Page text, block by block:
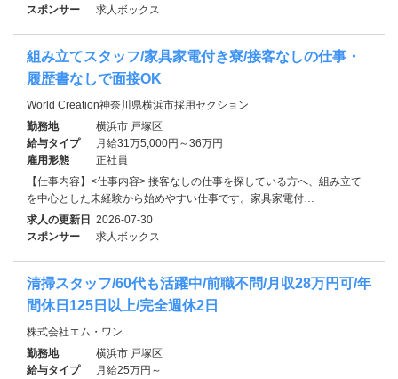
スポンサー
求人ボックス
組み立てスタッフ/家具家電付き寮/接客なしの仕事・
履歴書なしで面接OK
World Creation神奈川県横浜市採用セクション
勤務地
横浜市 戸塚区
給与タイプ
月給31万5,000円～36万円
雇用形態
正社員
【仕事内容】<仕事内容> 接客なしの仕事を探している方へ、組み立て
を中心とした未経験から始めやすい仕事です。家具家電付…
求人の更新日 2026-07-30
スポンサー
求人ボックス
清掃スタッフ/60代も活躍中/前職不問/月収28万円可/年
間休日125日以上/完全週休2日
株式会社エム・ワン
勤務地
横浜市 戸塚区
給与タイプ
月給25万円～